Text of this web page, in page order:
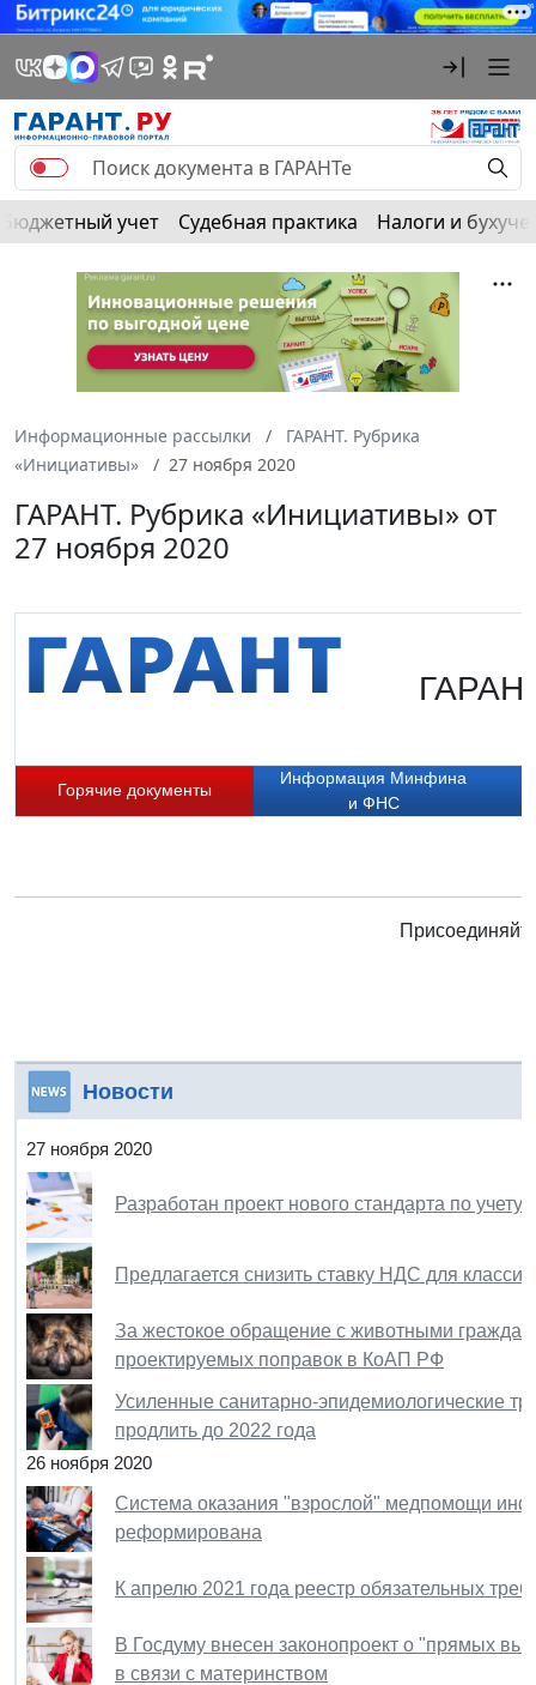
Бюджетный учет Судебная практика Налоги и
Информационные рассылки
ГАРАНТ. Рубрика
«Инициативы»
27 ноября 2020
ГАРАНТ. Рубрика «Инициативы» от
27 ноября 2020
Горячие документы
Информация Минфина
и ФНС
Новости
27 ноября 2020
Разработан проект нового стандарта по
Предлагается снизить ставку НДС для
За жестокое обращение с животными
проектируемых поправок в КоАП РФ
Усиленные санитарно-эпидемиологические
продлить до 2022 года
26 ноября 2020
Система оказания "взрослой" медпомощи
реформирована
К апрелю 2021 года реестр обязательных
В Госдуму внесен законопроект о "прямых
в связи с материнством